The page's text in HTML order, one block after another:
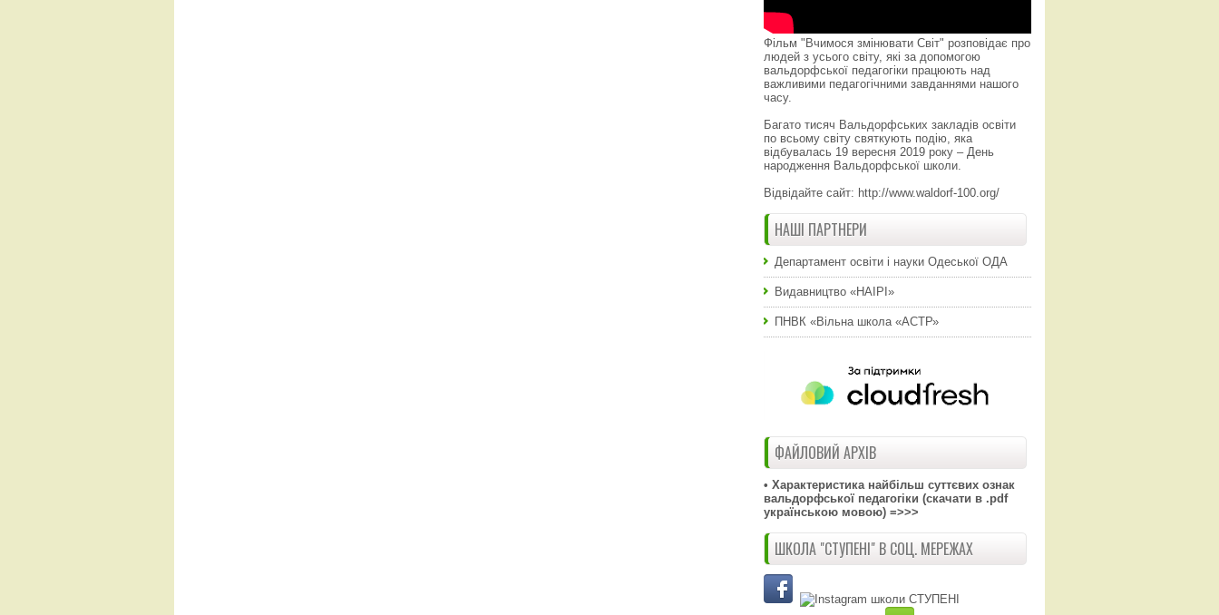
Фільм "Вчимося змінювати Світ" розповідає про
людей з усього світу, які за допомогою
вальдорфської педагогіки працюють над
важливими педагогічними завданнями нашого
часу.
Багато тисяч Вальдорфських закладів освіти
по всьому світу святкують подію, яка
відбувалась 19 вересня 2019 року – День
народження Вальдорфської школи.
Відвідайте сайт: http://www.waldorf-100.org/
НАШІ ПАРТНЕРИ
Департамент освіти і науки Одеської ОДА
Видавництво «НАІРІ»
ПНВК «Вільна школа «АСТР»
ФАЙЛОВИЙ АРХІВ
• Характеристика найбільш суттєвих ознак
вальдорфської педагогіки (скачати в .pdf
українською мовою) =>>>
ШКОЛА "СТУПЕНІ" В СОЦ. МЕРЕЖАХ